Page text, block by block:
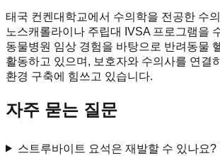
태국 컨켄대학교에서 수의학을 전공한 수
노스캐롤라이나 주립대 IVSA 프로그램을
동물병원 임상 경험을 바탕으로 반려동물
활동하고 있으며, 보호자와 수의사를 연결
환경 구축에 힘쓰고 있습니다.
자주 묻는 질문
스트루바이트 요석은 재발할 수 있나요?